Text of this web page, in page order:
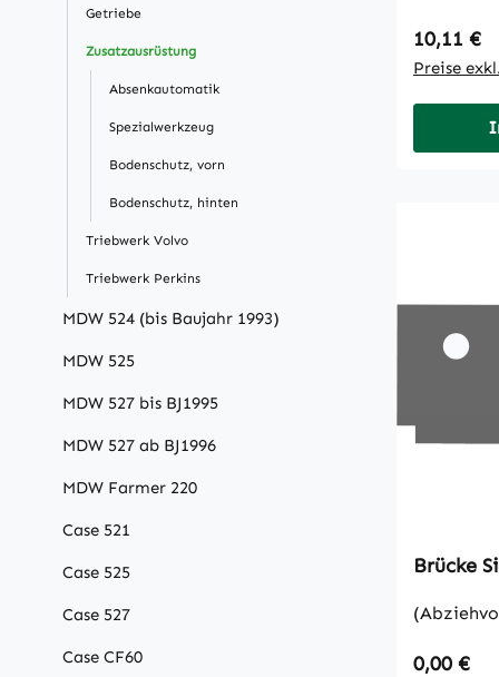
Getriebe
Zusatzausrüstung
Absenkautomatik
Spezialwerkzeug
Bodenschutz, vorn
Bodenschutz, hinten
Triebwerk Volvo
Triebwerk Perkins
MDW 524 (bis Baujahr 1993)
MDW 525
MDW 527 bis BJ1995
MDW 527 ab BJ1996
MDW Farmer 220
Case 521
Case 525
Case 527
Case CF60
10,11 €
Preise
0,00 €